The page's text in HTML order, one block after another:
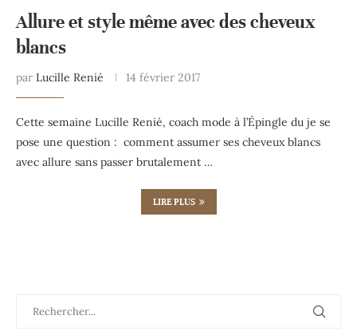
Allure et style même avec des cheveux
blancs
par Lucille Renié 14 février 2017
Cette semaine Lucille Renié, coach mode à l’Épingle du je se
pose une question : comment assumer ses cheveux blancs
avec allure sans passer brutalement …
LIRE PLUS